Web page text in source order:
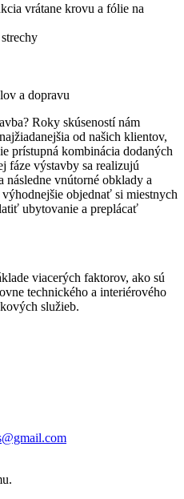
vrátane krovu a fólie na
a dopravu
Roky skúseností nám
od našich klientov,
prístupná kombinácia dodaných
fáze výstavby sa realizujú
vnútorné obklady a
objednať si miestnych
ubytovanie a preplácať
viacerých faktorov, ako sú
technického a interiérového
služieb.